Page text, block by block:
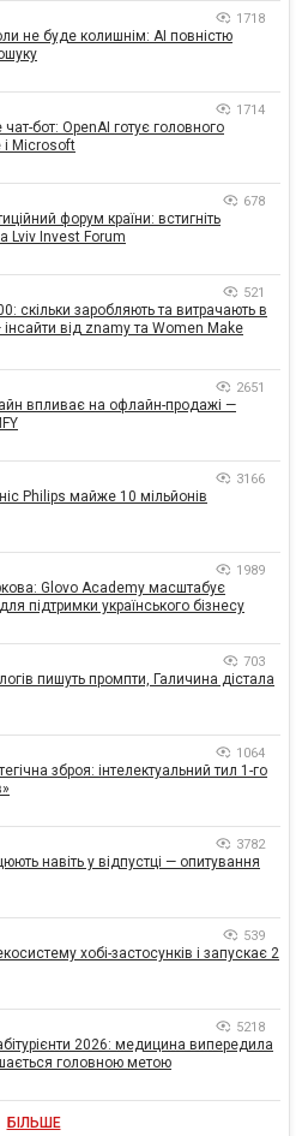
1718
не буде колишнім: AI повністю
1714
бот: OpenAI готує головного
і Microsoft
678
форум країни: встигніть
Lviv Invest Forum
521
скільки заробляють та витрачають в
інсайти від znamy та Women Make
2651
впливає на офлайн-продажі —
3166
Philips майже 10 мільйонів
1989
Glovo Academy масштабує
підтримки українського бізнесу
703
пишуть промпти, Галичина дістала
1064
зброя: інтелектуальний тил 1-го
3782
навіть у відпустці — опитування
539
хобі-застосунків і запускає 2
5218
2026: медицина випередила
головною метою
БІЛЬШЕ